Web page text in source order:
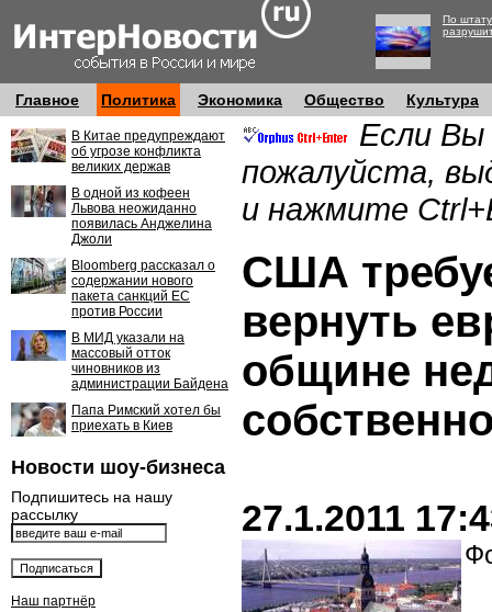
По
Главное Политика Экономика Общество Культура
В Китае предупреждают
об угрозе конфликта
великих держав
В одной из кофеен
Львова неожиданно
появилась Анджелина
Джоли
Bloomberg рассказал о
содержании нового
пакета санкций ЕС
против России
В МИД указали на
массовый отток
чиновников из
администрации Байдена
Папа Римский хотел бы
приехать в Киев
Новости шоу-бизнеса
Подпишитесь на нашу
рассылку
Наш партнёр
Если Вы
пожалуйста,
и нажмите
США
вернуть
общине
27.1.2011